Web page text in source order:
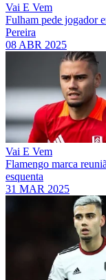
Vai E Vem
Fulham pede jogador
Pereira
08 ABR 2025
Vai E Vem
Flamengo marca
esquenta
31 MAR 2025